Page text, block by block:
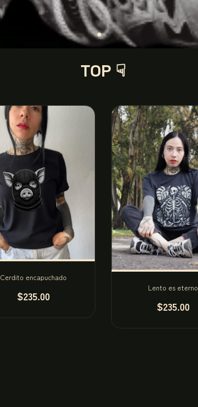
TOP ☟
Cerdito encapuchado
$235.00
Lento es eterno
$235.00